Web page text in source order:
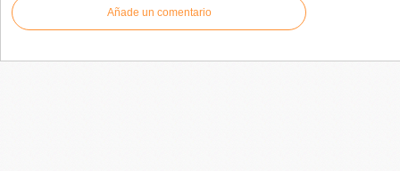
Añade un comentario